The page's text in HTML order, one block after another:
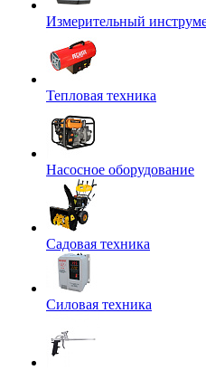
Измерительный
Тепловая техника
Насосное оборудование
Садовая техника
Силовая техника